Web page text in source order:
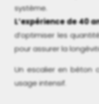
système.
L’expérience de 40
d’optimiser les
pour assurer la
Un escalier en béton
usage intensif.